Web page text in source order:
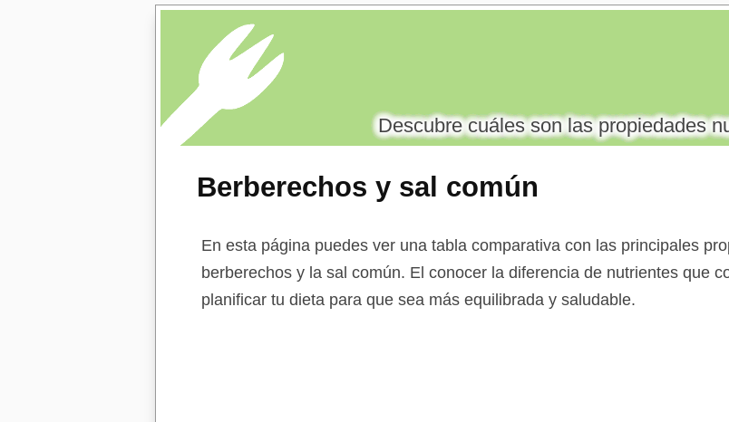
Berberechos y sal común
Descubre cuáles son las propiedades
En esta página puedes ver una tabla comparativa con las principales
berberechos y la sal común. El conocer la diferencia de nutrientes que
planificar tu dieta para que sea más equilibrada y saludable.